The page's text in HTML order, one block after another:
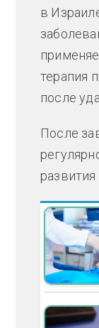
в
терапия
после
После